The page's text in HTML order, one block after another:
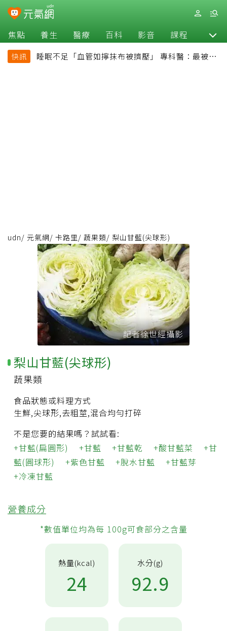
焦點 養生 醫療 百科 影音 課程 退休
快訊
睡眠不足「血管如擰抹布被擠壓」 專科醫：最被忽
udn/ 元氣網/ 卡路里/ 蔬果類/ 梨山甘藍(尖球形)
記者徐世經攝影
梨山甘藍(尖球形)
蔬果類
食品狀態或料理方式
生鮮,尖球形,去粗莖,混合均勻打碎
不是您要的結果嗎？試試看:
甘藍(扁圓形)
甘藍 甘藍乾 酸甘藍菜
甘
藍(圓球形)
紫色甘藍 脫水甘藍
甘藍芽
冷凍甘藍
營養成分
*數值單位均為每 100g可食部分之含量
熱量(kcal)
24
水分(g)
92.9